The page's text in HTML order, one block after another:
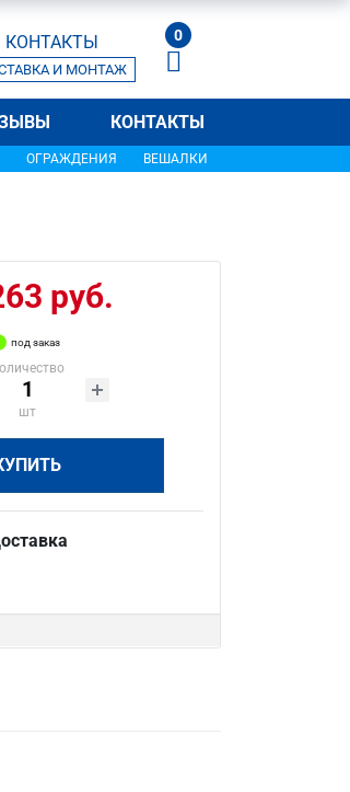
КОНТАКТЫ
И МОНТАЖ
0
КОНТАКТЫ
ОГРАЖДЕНИЯ ВЕШАЛКИ
руб.
под заказ
шт